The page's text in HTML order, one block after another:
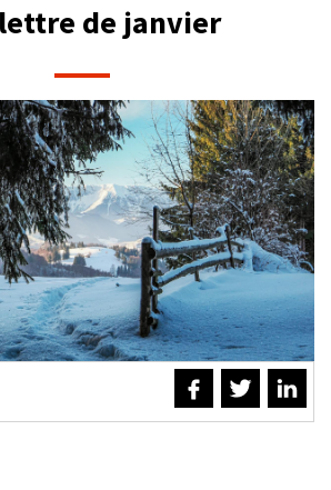
de janvier